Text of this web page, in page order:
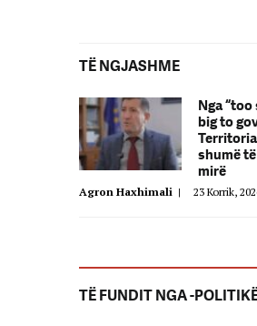
TË NGJASHME
Nga
big to
shumë
mirë
Agron Haxhimali | 23 Korrik,
TË FUNDIT NGA -